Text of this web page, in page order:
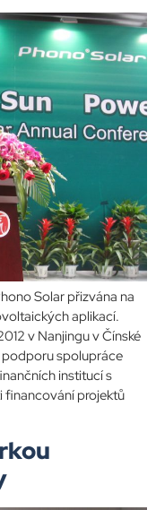
Solar přizvána na
aplikací.
v Nanjingu v Čínské
podporu spolupráce
institucí s
financování projektů